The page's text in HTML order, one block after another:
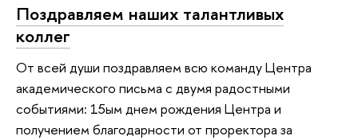
Поздравляем наших талантливых
коллег
От всей души поздравляем всю команду Центра
академического письма с двумя радостными
событиями: 15ым днем рождения Центра и
получением благодарности от проректора за